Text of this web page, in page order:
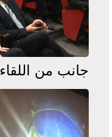
جانب من اللقاء